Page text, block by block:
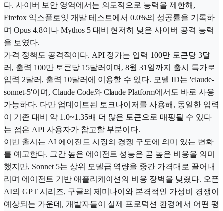
다. 사이버 보안 영역에서는 의도적으로 능력을 제한해,
Firefox 익스플로잇 개발 테스트에서 0.0%의 성공률을 기록하
며 Opus 4.8이나 Mythos 5 대비 현저히 낮은 사이버 공격 능력
을 보였다.
가격 정책도 공격적이다. API 정가는 입력 100만 토큰당 3달
러, 출력 100만 토큰당 15달러이며, 8월 31일까지 출시 특가로
입력 2달러, 출력 10달러에 이용할 수 있다. 모델 ID는 'claude-
sonnet-5'이며, Claude Code와 Claude Platform에서도 바로 사용
가능하다. 다만 업데이트된 토크나이저를 사용해, 동일한 입력
이 기존 대비 약 1.0~1.35배 더 많은 토큰으로 매핑될 수 있다
는 점은 API 사용자가 참고할 부분이다.
이번 출시는 AI 에이전트 시장의 경쟁 구도에 의미 있는 변화
를 예고한다. 그간 높은 에이전트 성능은 곧 높은 비용을 의미
했지만, Sonnet 5는 상위 모델급 역량을 중간 가격대로 끌어내
리며 에이전트 기반 애플리케이션의 비용 장벽을 낮췄다. 오픈
AI의 GPT 시리즈, 구글의 제미나이와 본격적인 가성비 경쟁이
예상되는 가운데, 개발자들이 실제 프로덕션 환경에서 어떤 평